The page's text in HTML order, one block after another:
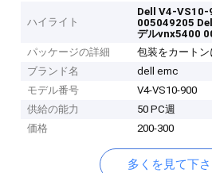
ハイライト
Dell V4-
005049205
デルvnx5400
パッケージの詳細
包装をカート
ブランド名
dell emc
モデル番号
V4-VS10-900
供給の能力
50 PC週
価格
200-300
多くを見て下